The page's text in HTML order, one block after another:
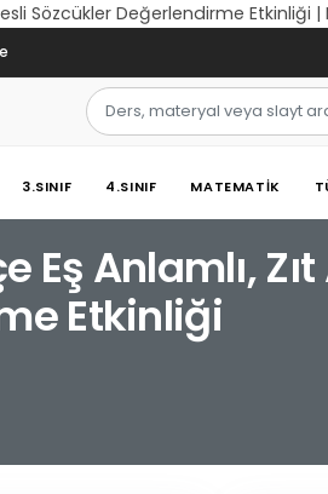
Sözcükler Değerlendirme
3.SINIF 4.SINIF MATEMATIK
Eş Anlamlı,
Etkinliği